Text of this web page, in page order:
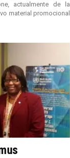
actualmente de la
material promocional